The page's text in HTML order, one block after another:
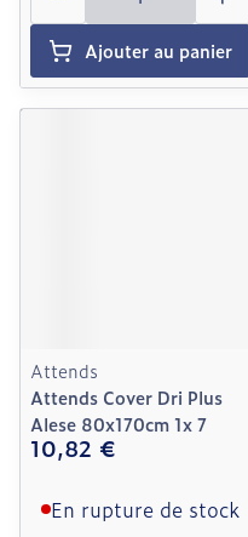
Ajouter au panier
Attends
Attends Cover Dri Plus
Alese 80x170cm 1x 7
10,82 €
En rupture de stock